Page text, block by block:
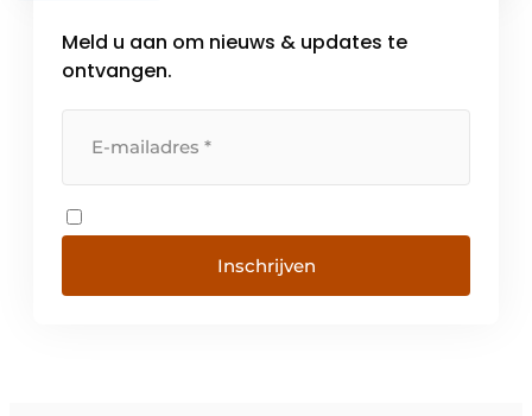
Meld u aan om nieuws & updates te
ontvangen.
Inschrijven